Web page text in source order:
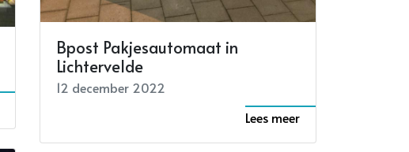
Bpost Pakjesautomaat in
Lichtervelde
12 december 2022
Lees meer